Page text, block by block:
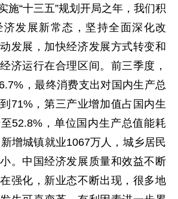
“十三五”规划开局之年，我们积
发展新常态，坚持全面深化改
发展，加快经济发展方式转变和
济运行在合理区间。前三季度，
，最终消费支出对国内生产总
71%，第三产业增加值占国内生
52.8%，单位国内生产总值能耗
增城镇就业1067万人，城乡居民
。中国经济发展质量和效益不断
强化，新业态不断出现，很多地